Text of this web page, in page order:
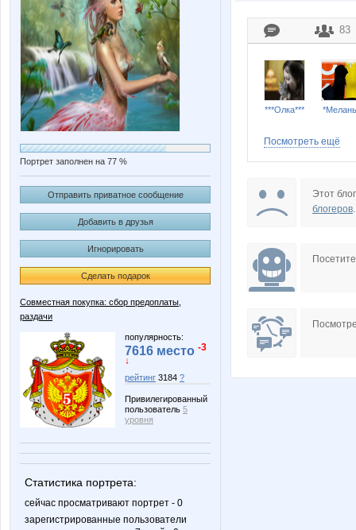
Портрет заполнен на 77 %
Отправить приватное сообщение
Добавить в друзья
Игнорировать
Сделать подарок
Совместная покупка: сбор предоплаты,
раздачи
популярность:
7616 место -3
↓
рейтинг 3184 ?
Привилегированный
пользователь 5
уровня
Статистика портрета:
сейчас просматривают портрет - 0
зарегистрированные пользователи
83
***Олка***
Lolochka) Lusien
Посмотреть ещё
Этот
блогеров.